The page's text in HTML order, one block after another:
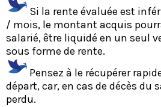
Si la rente évaluée est
/ mois, le montant acquis
salarié, être liquidé en un seul
sous forme de rente.
Pensez à le récupérer
départ, car, en cas de décès du
perdu.